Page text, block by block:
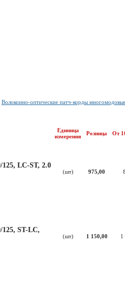
Волоконно-оптические патч-корды
Единица
измерения
Розница От
LC-ST, 2.0
(шт) 975,00
ST-LC,
(шт) 1 150,00 1